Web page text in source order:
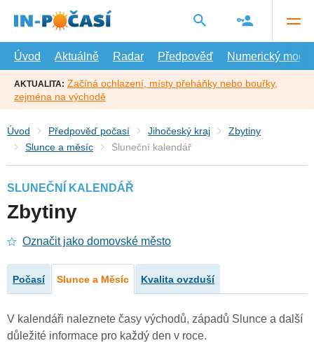
hlavní
Úvod
Aktuálně Radar Předpověď Numerický model
AKTUALITA: Začíná ochlazení, místy přeháňky nebo bouřky,
zejména na východě
Úvod Předpověď počasí Jihočeský kraj
Zbytiny
Slunce a měsíc
Sluneční kalendář
SLUNEČNÍ KALENDÁŘ
Zbytiny
Označit jako domovské město
Počasí Slunce a Měsíc Kvalita ovzduší
V kalendáři naleznete časy východů, západů Slunce a další
důležité informace pro každý den v roce.